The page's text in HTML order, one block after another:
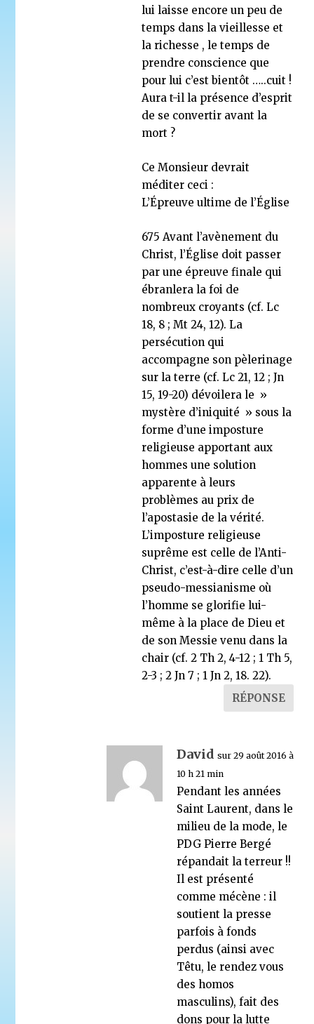
lui laisse encore un peu de
temps dans la vieillesse et
la richesse , le temps de
prendre conscience que
pour lui c’est bientôt …..cuit !
Aura t-il la présence d’esprit
de se convertir avant la
mort ?
Ce Monsieur devrait
méditer ceci :
L’Épreuve ultime de l’Église
675 Avant l’avènement du
Christ, l’Église doit passer
par une épreuve finale qui
ébranlera la foi de
nombreux croyants (cf. Lc
18, 8 ; Mt 24, 12). La
persécution qui
accompagne son pèlerinage
sur la terre (cf. Lc 21, 12 ; Jn
15, 19-20) dévoilera le »
mystère d’iniquité » sous la
forme d’une imposture
religieuse apportant aux
hommes une solution
apparente à leurs
problèmes au prix de
l’apostasie de la vérité.
L’imposture religieuse
suprême est celle de l’Anti-
Christ, c’est-à-dire celle d’un
pseudo-messianisme où
l’homme se glorifie lui-
même à la place de Dieu et
de son Messie venu dans la
chair (cf. 2 Th 2, 4-12 ; 1 Th 5,
2-3 ; 2 Jn 7 ; 1 Jn 2, 18. 22).
RÉPONSE
David sur 29 août 2016 à
10 h 21 min
Pendant les années
Saint Laurent, dans le
milieu de la mode, le
PDG Pierre Bergé
répandait la terreur !!
Il est présenté
comme mécène : il
soutient la presse
parfois à fonds
perdus (ainsi avec
Têtu, le rendez vous
des homos
masculins), fait des
dons pour la lutte